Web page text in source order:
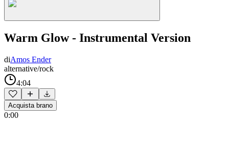
Warm Glow - Instrumental Version
diAmos Ender
alternative/rock
4:04
Acquista brano
0:00